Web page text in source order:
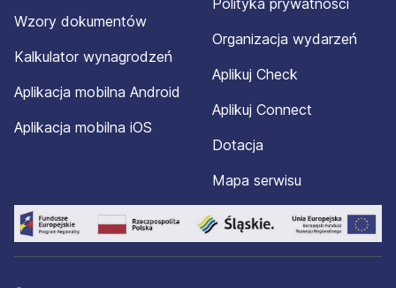
Wzory dokumentów
Kalkulator wynagrodzeń
Aplikacja mobilna Android
Aplikacja mobilna iOS
Organizacja wydarzeń
Aplikuj Check
Aplikuj Connect
Dotacja
Mapa serwisu